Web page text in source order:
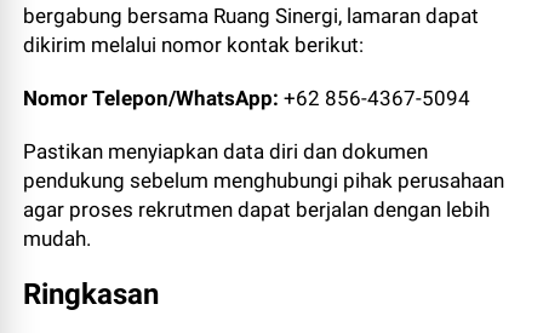
bergabung bersama Ruang Sinergi, lamaran dapat
dikirim melalui nomor kontak berikut:
Nomor Telepon/WhatsApp: +62 856-4367-5094
Pastikan menyiapkan data diri dan dokumen
pendukung sebelum menghubungi pihak perusahaan
agar proses rekrutmen dapat berjalan dengan lebih
mudah.
Ringkasan